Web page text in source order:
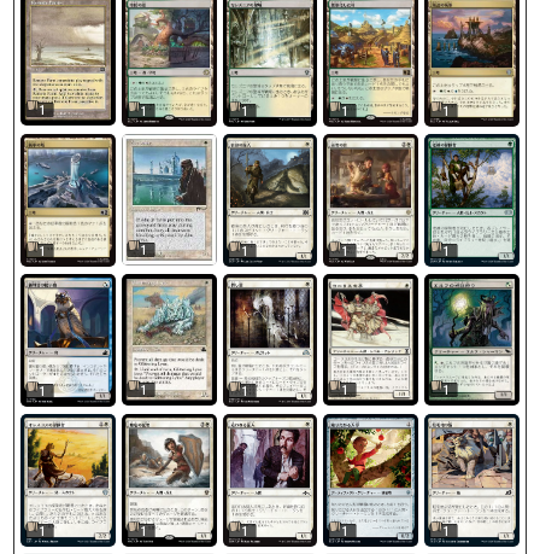
1 1 1 1 1
1 1 1 1 1
1 1 1 1 1
1 1 1 1 1